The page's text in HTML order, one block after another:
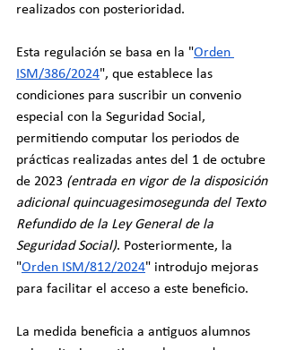
realizados con posterioridad.
Esta regulación se basa en la "Orden
ISM/386/2024", que establece las
condiciones para suscribir un convenio
especial con la Seguridad Social,
permitiendo computar los periodos de
prácticas realizadas antes del 1 de octubre
de 2023 (entrada en vigor de la disposición
adicional quincuagesimosegunda del Texto
Refundido de la Ley General de la
Seguridad Social). Posteriormente, la
"Orden ISM/812/2024" introdujo mejoras
para facilitar el acceso a este beneficio.
La medida beneficia a antiguos alumnos